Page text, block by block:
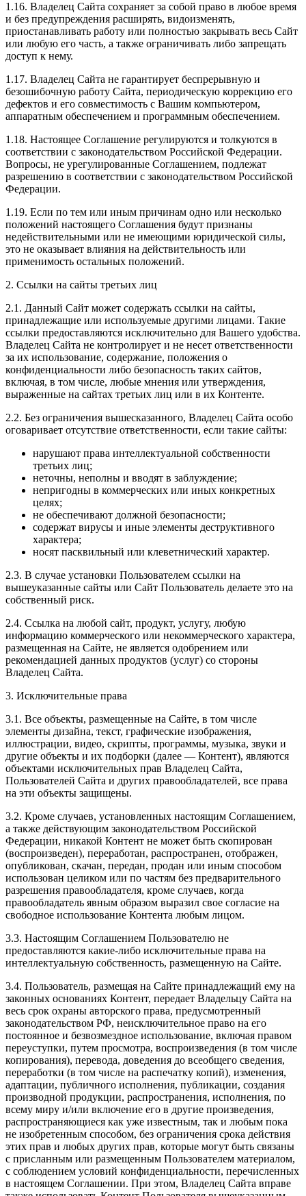
1.16. Владелец Сайта сохраняет за собой право в любое время
и без предупреждения расширять, видоизменять,
приостанавливать работу или полностью закрывать весь Сайт
или любую его часть, а также ограничивать либо запрещать
доступ к нему.
1.17. Владелец Сайта не гарантирует беспрерывную и
безошибочную работу Сайта, периодическую коррекцию его
дефектов и его совместимость с Вашим компьютером,
аппаратным обеспечением и программным обеспечением.
1.18. Настоящее Соглашение регулируются и толкуются в
соответствии с законодательством Российской Федерации.
Вопросы, не урегулированные Соглашением, подлежат
разрешению в соответствии с законодательством Российской
Федерации.
1.19. Если по тем или иным причинам одно или несколько
положений настоящего Соглашения будут признаны
недействительными или не имеющими юридической силы,
это не оказывает влияния на действительность или
применимость остальных положений.
2. Ссылки на сайты третьих лиц
2.1. Данный Сайт может содержать ссылки на сайты,
принадлежащие или используемые другими лицами. Такие
ссылки предоставляются исключительно для Вашего удобства.
Владелец Сайта не контролирует и не несет ответственности
за их использование, содержание, положения о
конфиденциальности либо безопасность таких сайтов,
включая, в том числе, любые мнения или утверждения,
выраженные на сайтах третьих лиц или в их Контенте.
2.2. Без ограничения вышесказанного, Владелец Сайта особо
оговаривает отсутствие ответственности, если такие сайты:
нарушают права интеллектуальной собственности
третьих лиц;
неточны, неполны и вводят в заблуждение;
непригодны в коммерческих или иных конкретных
целях;
не обеспечивают должной безопасности;
содержат вирусы и иные элементы деструктивного
характера;
носят пасквильный или клеветнический характер.
2.3. В случае установки Пользователем ссылки на
вышеуказанные сайты или Сайт Пользователь делаете это на
собственный риск.
2.4. Ссылка на любой сайт, продукт, услугу, любую
информацию коммерческого или некоммерческого характера,
размещенная на Сайте, не является одобрением или
рекомендацией данных продуктов (услуг) со стороны
Владелец Сайта.
3. Исключительные права
3.1. Все объекты, размещенные на Сайте, в том числе
элементы дизайна, текст, графические изображения,
иллюстрации, видео, скрипты, программы, музыка, звуки и
другие объекты и их подборки (далее — Контент), являются
объектами исключительных прав Владелец Сайта,
Пользователей Сайта и других правообладателей, все права
на эти объекты защищены.
3.2. Кроме случаев, установленных настоящим Соглашением,
а также действующим законодательством Российской
Федерации, никакой Контент не может быть скопирован
(воспроизведен), переработан, распространен, отображен,
опубликован, скачан, передан, продан или иным способом
использован целиком или по частям без предварительного
разрешения правообладателя, кроме случаев, когда
правообладатель явным образом выразил свое согласие на
свободное использование Контента любым лицом.
3.3. Настоящим Соглашением Пользователю не
предоставляются какие-либо исключительные права на
интеллектуальную собственность, размещенную на Сайте.
3.4. Пользователь, размещая на Сайте принадлежащий ему на
законных основаниях Контент, передает Владельцу Сайта на
весь срок охраны авторского права, предусмотренный
законодательством РФ, неисключительное право на его
постоянное и безвозмездное использование, включая правом
переуступки, путем просмотра, воспроизведения (в том числе
копирования), перевода, доведения до всеобщего сведения,
переработки (в том числе на распечатку копий), изменения,
адаптации, публичного исполнения, публикации, создания
производной продукции, распространения, исполнения, по
всему миру и/или включение его в другие произведения,
распространяющиеся как уже известным, так и любым пока
не изобретенным способом, без ограничения срока действия
этих прав и любых других прав, которые могут быть связаны
с присланным или размещенным Пользователем материалом,
с соблюдением условий конфиденциальности, перечисленных
в настоящем Соглашении. При этом, Владелец Сайта вправе